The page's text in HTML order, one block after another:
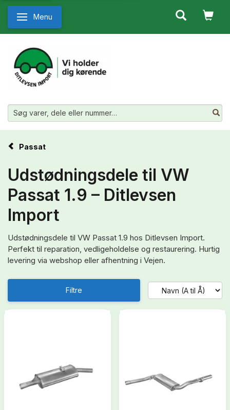
Skifte navigation
Menu
Passat
Udstødningsdele til VW
Passat 1.9 – Ditlevsen
Import
Udstødningsdele til VW Passat 1.9 hos Ditlevsen Import.
Perfekt til reparation, vedligeholdelse og restaurering. Hurtig
levering via webshop eller afhentning i Vejen.
Filtre